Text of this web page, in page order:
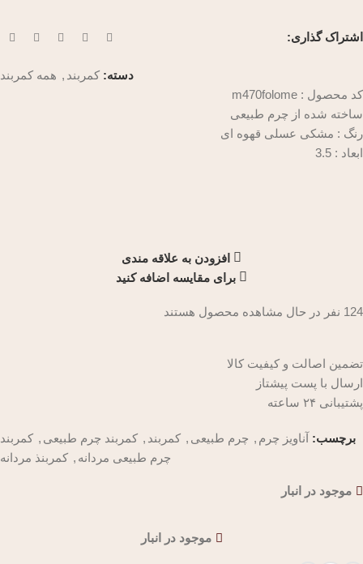
اشتراک گذاری:
دسته: کمربند , همه کمربند
کد محصول : m470folome
ساخته شده از چرم طبیعی
رنگ : مشکی عسلی قهوه ای
ابعاد : 3.5
افزودن به علاقه مندی
برای مقایسه اضافه کنید
124 نفر در حال مشاهده محصول هستند
تضمین اصالت و کیفیت کالا
ارسال با پست پیشتاز
پشتیبانی ۲۴ ساعته
برچسب: آناویز چرم , چرم طبیعی , کمربند , کمربند چرم طبیعی , کمربند
چرم طبیعی مردانه , کمربنذ مردانه
موجود در انبار
موجود در انبار